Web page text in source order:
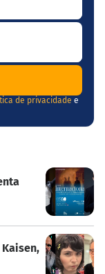
de privacidade e